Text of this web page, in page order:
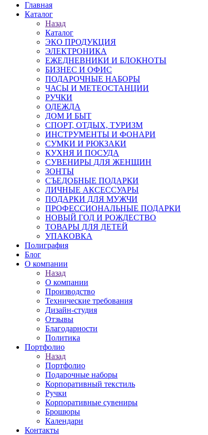
Главная
Каталог
Назад
Каталог
ЭКО ПРОДУКЦИЯ
ЭЛЕКТРОНИКА
ЕЖЕДНЕВНИКИ И БЛОКНОТЫ
БИЗНЕС И ОФИС
ПОДАРОЧНЫЕ НАБОРЫ
ЧАСЫ И МЕТЕОСТАНЦИИ
РУЧКИ
ОДЕЖДА
ДОМ И БЫТ
СПОРТ, ОТДЫХ, ТУРИЗМ
ИНСТРУМЕНТЫ И ФОНАРИ
СУМКИ И РЮКЗАКИ
КУХНЯ И ПОСУДА
СУВЕНИРЫ ДЛЯ ЖЕНЩИН
ЗОНТЫ
СЪЕДОБНЫЕ ПОДАРКИ
ЛИЧНЫЕ АКСЕССУАРЫ
ПОДАРКИ ДЛЯ МУЖЧИ
ПРОФЕССИОНАЛЬНЫЕ ПОДАРКИ
НОВЫЙ ГОД И РОЖДЕСТВО
ТОВАРЫ ДЛЯ ДЕТЕЙ
УПАКОВКА
Полиграфия
Блог
О компании
Назад
О компании
Производство
Технические требования
Дизайн-студия
Отзывы
Благодарности
Политика
Портфолио
Назад
Портфолио
Подарочные наборы
Корпоративный текстиль
Ручки
Корпоративные сувениры
Брошюры
Календари
Контакты